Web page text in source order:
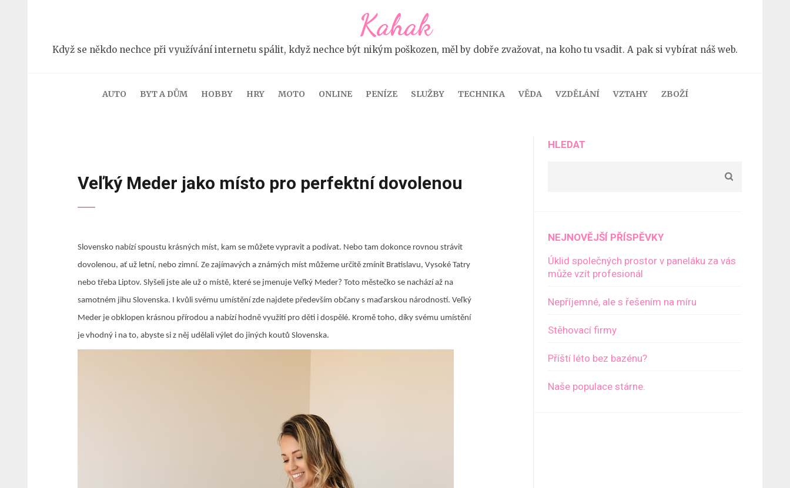
(stiskněte
Kahak
Když se někdo nechce při využívání internetu spálit, když nechce být nikým poškozen, měl by dobře zvažovat, na koho tu vsadit. A pak si vybírat náš web.
AUTO BYT A DŮM HOBBY HRY MOTO ONLINE PENÍZE SLUŽBY TECHNIKA VĚDA VZDĚLÁNÍ VZTAHY ZBOŽÍ
Veľký Meder jako místo pro perfektní dovolenou
Slovensko nabízí spoustu krásných míst, kam se můžete vypravit a podívat. Nebo tam dokonce rovnou strávit
dovolenou, ať už letní, nebo zimní. Ze zajímavých a známých míst můžeme určitě zmínit Bratislavu, Vysoké Tatry
nebo třeba Liptov. Slyšeli jste ale už o místě, které se jmenuje Veľký Meder? Toto městečko se nachází až na
samotném jihu Slovenska. I kvůli svému umístění zde najdete především občany s maďarskou národností. Veľký
Meder je obklopen krásnou přírodou a nabízí hodně využití pro děti i dospělé. Kromě toho, díky svému umístění
je vhodný i na to, abyste si z něj udělali výlet do jiných koutů Slovenska.
HLEDAT
NEJNOVĚJŠÍ PŘÍSPĚVKY
Úklid společných prostor v paneláku za vás
může vzít profesionál
Nepříjemné, ale s řešením na míru
Stěhovací firmy
Příští léto bez bazénu?
Naše populace stárne.